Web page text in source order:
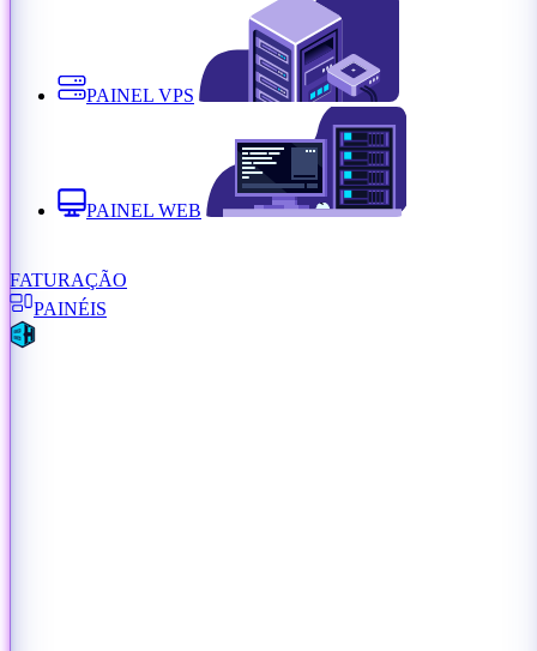
PAINEL VPS
PAINEL WEB
FATURAÇÃO
PAINÉIS